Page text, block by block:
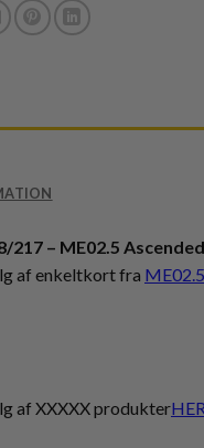
217 – ME02.5
af enkeltkort fra
af XXXXX produkterHER